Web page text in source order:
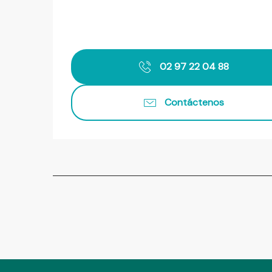
02 97 22 04 88
Contáctenos